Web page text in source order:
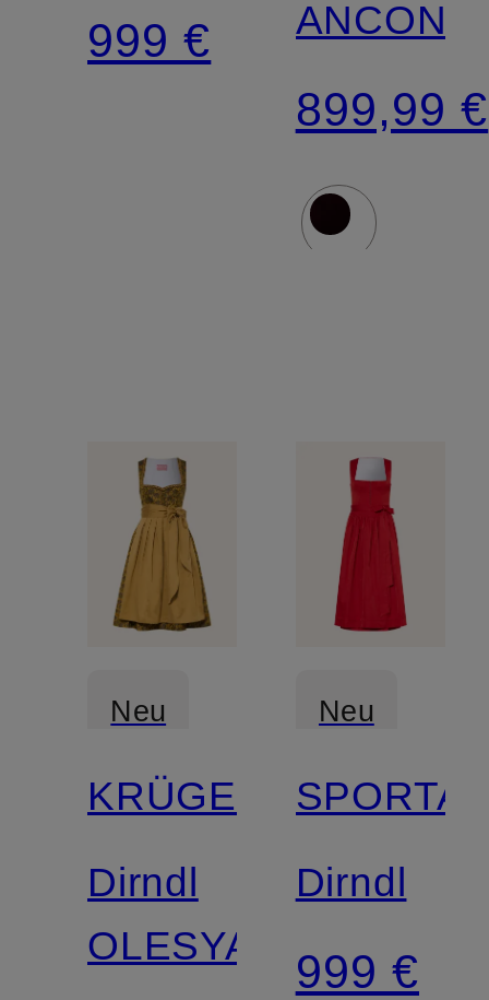
999 € ANCONA
899,99 €
Neu
KRÜGER
Dirndl
OLESYA
Neu
Dirndl
999 €